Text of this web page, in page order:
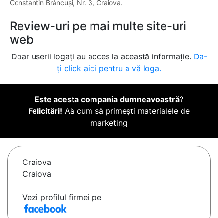
Constantin Brâncuși, Nr. 3, Craiova.
Review-uri pe mai multe site-uri
web
Doar userii logați au acces la această informație. Da-
ți click aici pentru a vă loga.
Este acesta compania dumneavoastră?
Felicitări! Aă cum să primești materialele de
marketing
Craiova
Craiova
Vezi profilul firmei pe